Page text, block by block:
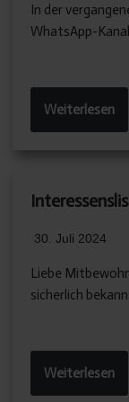
In der
WhatsApp-
Weiterlesen
30. Juli 2024
Liebe
sicherlich
Weiterlesen